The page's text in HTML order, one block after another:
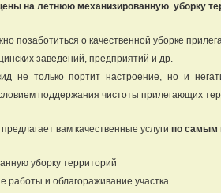
на летнюю механизированную уборку
позаботиться о качественной уборке
заведений, предприятий и др.
не только портит настроение, но и
поддержания чистоты прилегающих
вам качественные услуги по самым
уборку территорий
и облагораживание участка